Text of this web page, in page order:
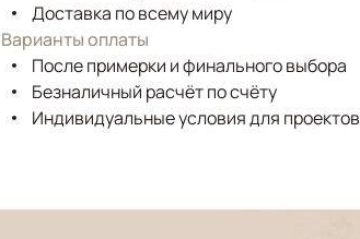
Доставка по всему миру
Варианты оплаты
После примерки и финального выбора
Безналичный расчёт по счёту
Индивидуальные условия для проектов